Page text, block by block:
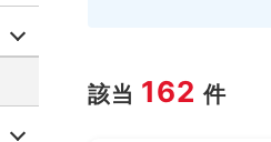
該当 162 件